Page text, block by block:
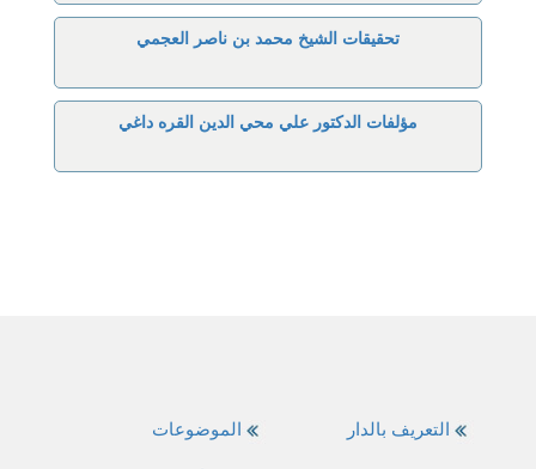
تحقيقات الشيخ محمد بن ناصر العجمي
مؤلفات الدكتور علي محي الدين القره داغي
الموضوعات التعريف بالدار